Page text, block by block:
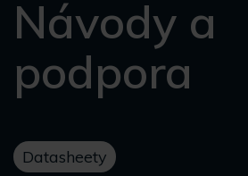
Návody a
podpora
Datasheety